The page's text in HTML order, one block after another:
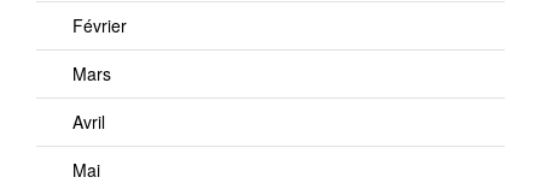
Février
Mars
Avril
Mai